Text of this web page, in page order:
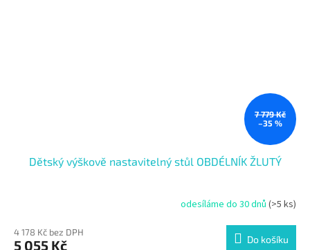
7 779 Kč
–35 %
Dětský výškově nastavitelný stůl OBDÉLNÍK ŽLUTÝ
odesíláme do 30 dnů (>5 ks)
4 178 Kč bez DPH
5 055 Kč Do košíku